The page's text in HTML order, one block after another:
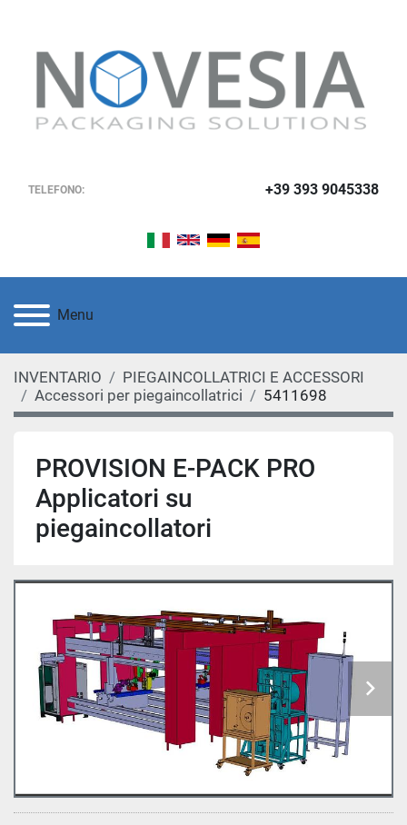
TELEFONO: +39 393 9045338
Menu
INVENTARIO
PIEGAINCOLLATRICI E ACCESSORI
Accessori per piegaincollatrici
5411698
PROVISION E-PACK PRO
Applicatori su
piegaincollatori